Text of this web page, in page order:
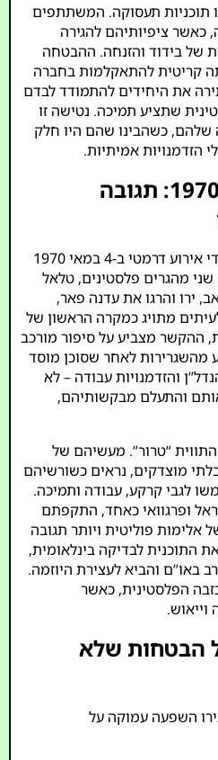
תעסוקה. המשתתפים
כאשר ציפיותיהם להגירה
של בידוד והזנחה. ההבטחה
קריטית להתאקלמות בחברה
את היחידים להתמודד לבדם
שתציע תמיכה. נטישה זו
כשהבינו שהם היו חלק
הזדמנויות אמיתיות.
הירי בשגרירות ב-1970: תגובה
קריסת התוכנית הואצה על ידי אירוע דרמטי ב-4 במאי 1970
שני מהגרים פלסטינים, טלאל
ירו והרגו את עדנה פאר,
מתויג כמקרה הראשון של
ההקשר מצביע על סיפור מורכב
מהשגרירות לאחר שסוכן מוסד
והזדמנויות עבודה – לא
והתעלם מבקשותיהם,
“טרור”. מעשיהם של
מוצדקים, נראים כשורשיהם
לגבי קרקע, עבודה ותמיכה.
ופרגוואי כאחד, התקפתם
פוליטית ויותר תגובה
התוכנית לבדיקה בינלאומית,
באו”ם והביא לעצירת היוזמה.
הפלסטינית, כאשר
וייאוש.
הבטחות שלא
השפעה עמוקה על